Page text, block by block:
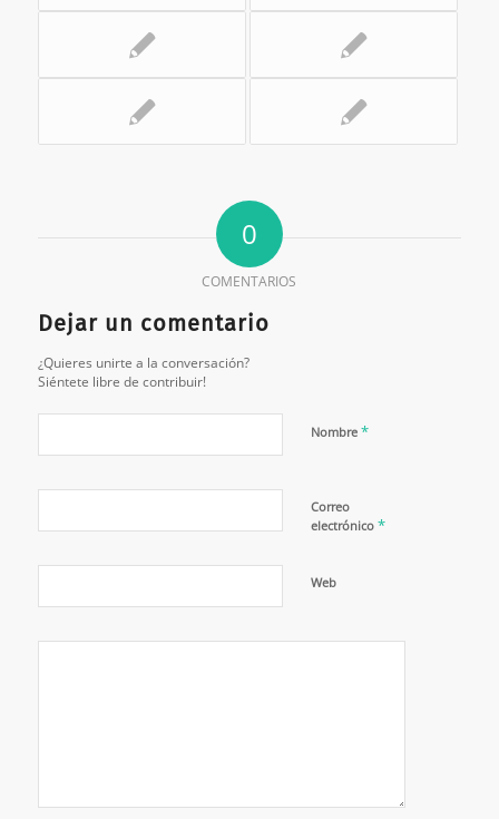
0
COMENTARIOS
Dejar un comentario
¿Quieres unirte a la conversación?
Siéntete libre de contribuir!
Nombre *
Correo
electrónico *
Web